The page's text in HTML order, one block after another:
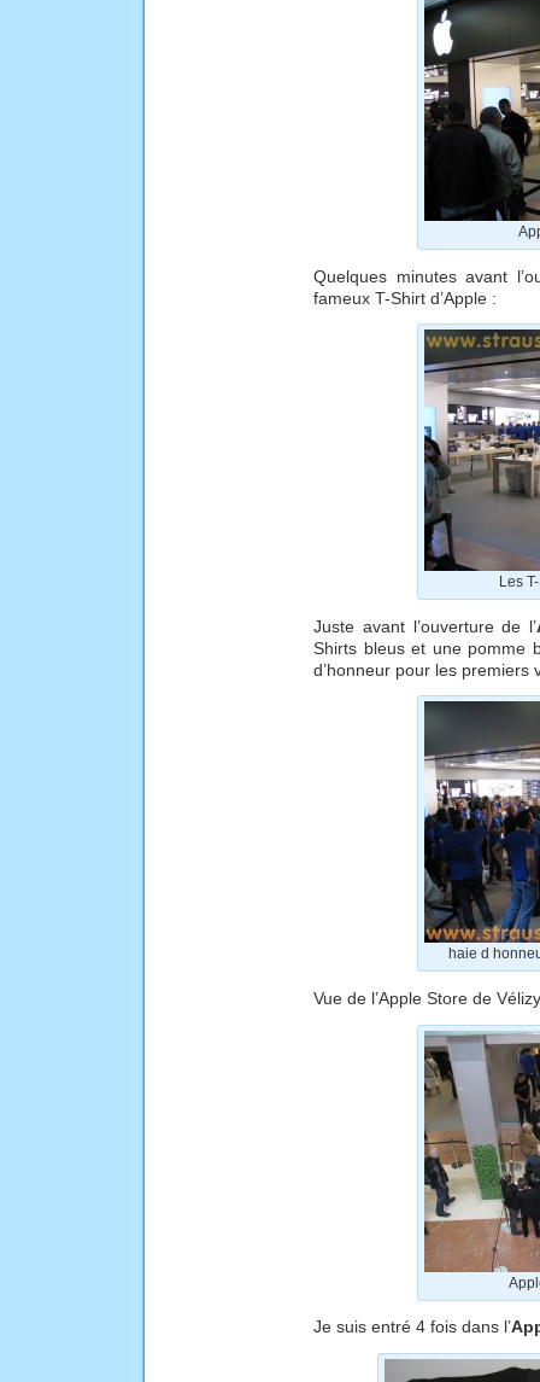
Quelques minutes avant
fameux T-Shirt d’Apple :
Les
Juste avant l’ouverture de l’
Shirts bleus et une pomme
d’honneur pour les premiers
haie d
Vue de l’Apple Store de
Je suis entré 4 fois dans l’